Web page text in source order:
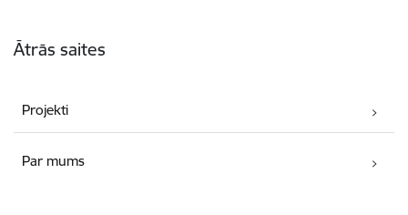
Ātrās saites
Projekti
Par mums